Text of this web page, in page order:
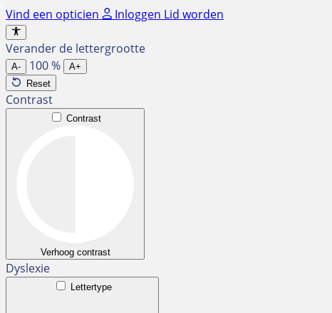
Ga
naar
de
inhoud
Vind een opticien Inloggen Lid worden
Verander de lettergrootte
A- 100%
A+
Reset
Contrast
Contrast
Verhoog contrast
Dyslexie
Lettertype